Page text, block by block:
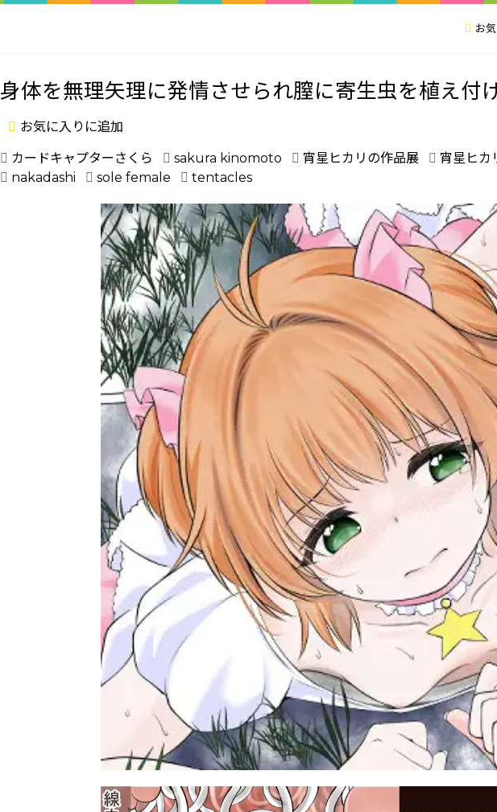
お
身体を無理矢理に発情させられ膣に寄生虫を植え
お気に入りに追加
カードキャプターさくら sakura kinomoto 宵星ヒカリの作品展 宵星ヒカ
nakadashi
sole female tentacles